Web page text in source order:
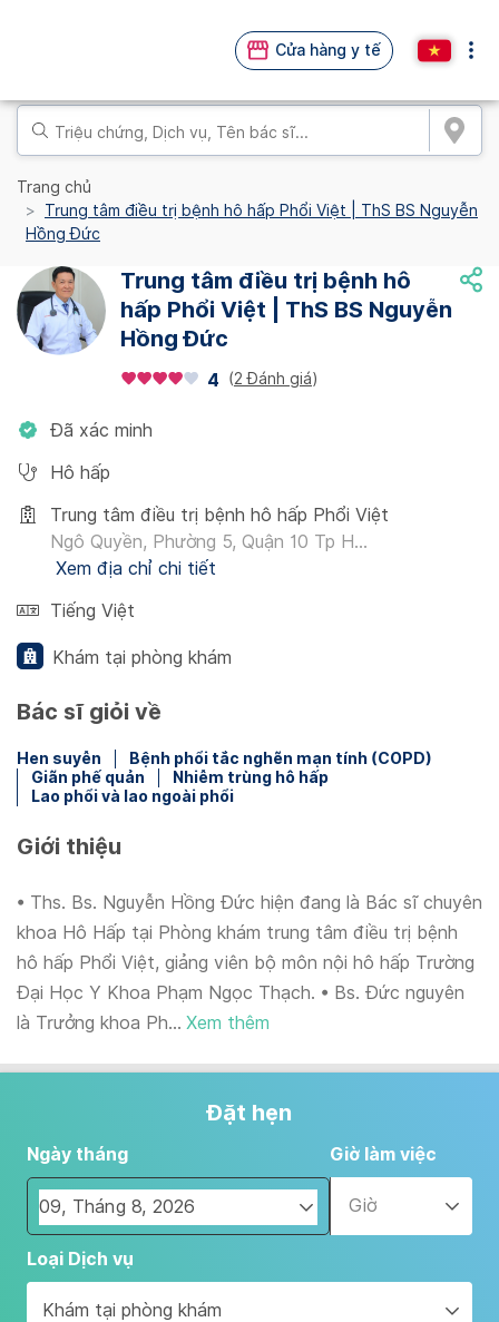
Cửa hàng y tế
Trang chủ
Trung tâm điều trị bệnh hô hấp Phổi Việt | ThS BS Nguyễn
Hồng Đức
Trung tâm điều trị bệnh hô
hấp Phổi Việt | ThS BS Nguyễn
Hồng Đức
4 (2 Đánh giá)
Đã xác minh
Hô hấp
Trung tâm điều trị bệnh hô hấp Phổi Việt
Ngô Quyền, Phường 5, Quận 10 Tp H...
Xem địa chỉ chi tiết
Tiếng Việt
Khám tại phòng khám
Bác sĩ giỏi về
Hen suyễn
Bệnh phổi tắc nghẽn mạn tính (COPD)
Giãn phế quản
Nhiễm trùng hô hấp
Lao phổi và lao ngoài phổi
Giới thiệu
• Ths. Bs. Nguyễn Hồng Đức hiện đang là Bác sĩ chuyên
khoa Hô Hấp tại Phòng khám trung tâm điều trị bệnh
hô hấp Phổi Việt, giảng viên bộ môn nội hô hấp Trường
Đại Học Y Khoa Phạm Ngọc Thạch. • Bs. Đức nguyên
là Trưởng khoa Ph... Xem thêm
Đặt hẹn
Ngày tháng
Navigate
forward
interact
Giờ làm việc
Giờ
Loại Dịch vụ
Khám tại phòng khám